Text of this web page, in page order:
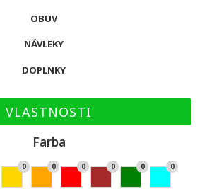
OBUV
NÁVLEKY
DOPLNKY
VLASTNOSTI
Farba
0 0 0 0 0 0